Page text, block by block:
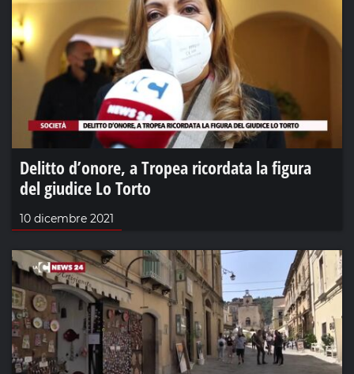
Delitto d’onore, a Tropea ricordata la figura
del giudice Lo Torto
10 dicembre 2021